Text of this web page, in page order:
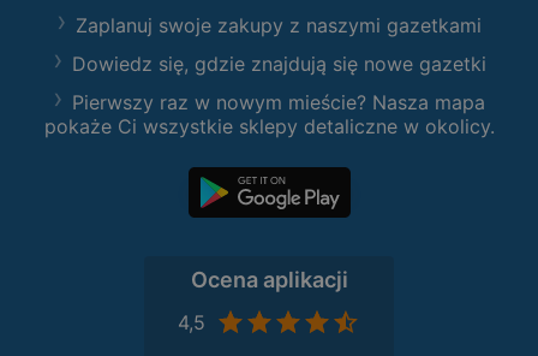
Zaplanuj swoje zakupy z naszymi gazetkami
Dowiedz się, gdzie znajdują się nowe gazetki
Pierwszy raz w nowym mieście? Nasza mapa
pokaże Ci wszystkie sklepy detaliczne w okolicy.
Ocena aplikacji
4,5